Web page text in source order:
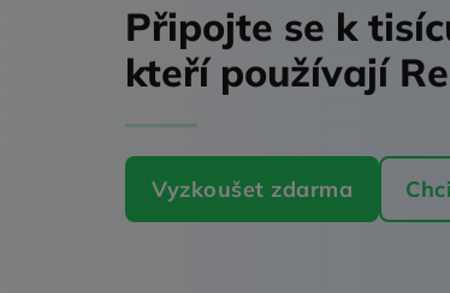
Připojte se k
kteří používají
Vyzkoušet zdarma